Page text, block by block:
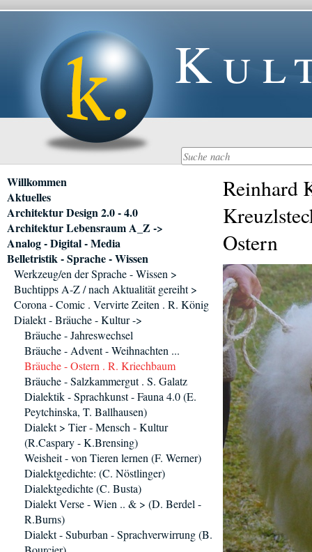
Reinhard
Ostern
Navigation
überspringen
Willkommen
Aktuelles
Architektur Design 2.0 - 4.0
Architektur Lebensraum A_Z ->
Analog - Digital - Media
Belletristik - Sprache - Wissen
Werkzeug/en der Sprache - Wissen >
Buchtipps A-Z / nach Aktualität gereiht >
Corona - Comic . Vervirte Zeiten . R. König
Dialekt - Bräuche - Kultur ->
Bräuche - Jahreswechsel
Bräuche - Advent - Weihnachten ...
Bräuche - Ostern . R. Kriechbaum
Bräuche - Salzkammergut . S. Galatz
Dialektik - Sprachkunst - Fauna 4.0 (E.
Peytchinska, T. Ballhausen)
Dialekt > Tier - Mensch - Kultur
(R.Caspary - K.Brensing)
Weisheit - von Tieren lernen (F. Werner)
Dialektgedichte: (C. Nöstlinger)
Dialektgedichte (C. Busta)
Dialekt Verse - Wien .. & > (D. Berdel -
R.Burns)
Dialekt - Suburban - Sprachverwirrung (B.